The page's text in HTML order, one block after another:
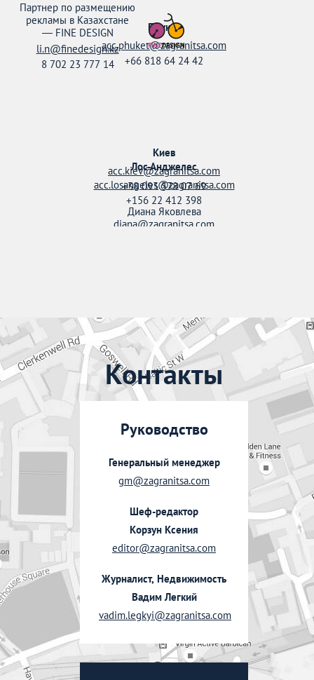
Партнер по размещению
рекламы в Казахстане
— FINE DESIGN
li.n@finedesign.kz
8 702 23 777 14
Пхукет
acc.phuket@zagranitsa.com
+66 818 64 24 42
Киев
acc.kiev@zagranitsa.com
+38 093 578 07 69
Диана Яковлева
diana@zagranitsa.com
Лос-Анджелес
acc.losangeles@zagranitsa.com
+156 22 412 398
Контакты
Руководство
Генеральный менеджер
gm@zagranitsa.com
Шеф-редактор
Корзун Ксения
editor@zagranitsa.com
Журналист, Недвижимость
Вадим Легкий
vadim.legkyi@zagranitsa.com